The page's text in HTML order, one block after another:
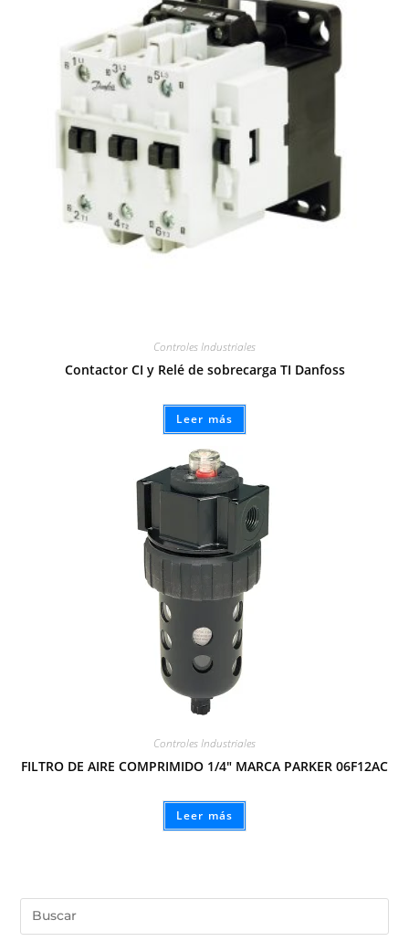
Controles Industriales
Contactor CI y Relé de sobrecarga TI Danfoss
Leer más
Controles Industriales
FILTRO DE AIRE COMPRIMIDO 1/4″ MARCA PARKER 06F12AC
Leer más